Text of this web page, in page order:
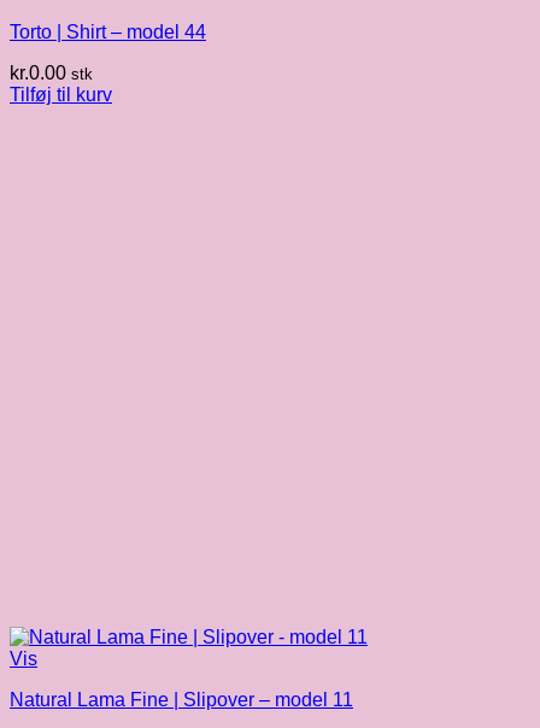
Torto | Shirt – model 44
kr.0.00 stk
Tilføj til kurv
Vis
Natural Lama Fine | Slipover – model 11